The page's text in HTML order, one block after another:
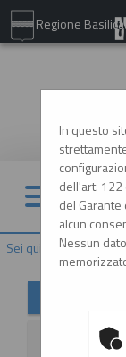
Regione
Sei qui: Home»
In questo
dell'art.
del
alcun
Nessun